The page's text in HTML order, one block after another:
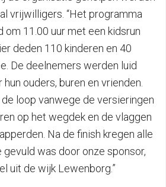
vrijwilligers. “Het programma
om 11.00 uur met een kidsrun
deden 110 kinderen en 40
De deelnemers werden luid
ouders, buren en vrienden.
loop vanwege de versieringen
op het wegdek en de vlaggen
Na de finish kregen alle
gevuld was door onze sponsor,
uit de wijk Lewenborg.”